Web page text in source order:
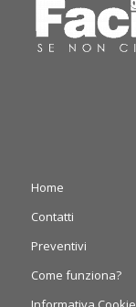
Home
Contatti
Preventivi
Come funziona?